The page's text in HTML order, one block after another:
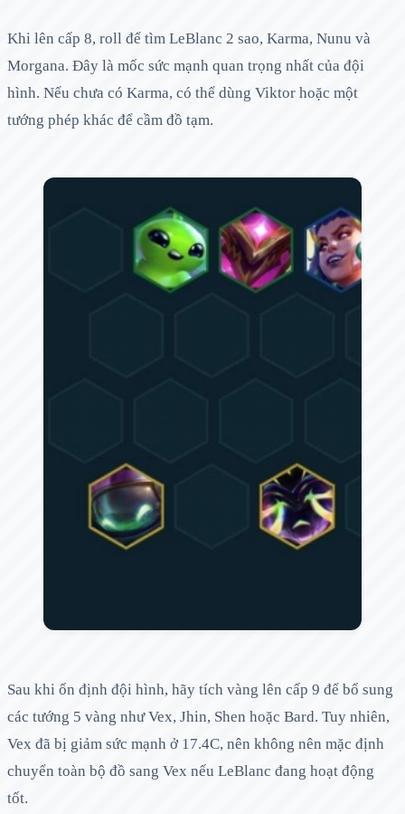
Khi lên cấp 8, roll để tìm LeBlanc 2 sao, Karma, Nunu và
Morgana. Đây là mốc sức mạnh quan trọng nhất của đội
hình. Nếu chưa có Karma, có thể dùng Viktor hoặc một
tướng phép khác để cầm đồ tạm.
Sau khi ổn định đội hình, hãy tích vàng lên cấp 9 để bổ sung
các tướng 5 vàng như Vex, Jhin, Shen hoặc Bard. Tuy nhiên,
Vex đã bị giảm sức mạnh ở 17.4C, nên không nên mặc định
chuyển toàn bộ đồ sang Vex nếu LeBlanc đang hoạt động
tốt.